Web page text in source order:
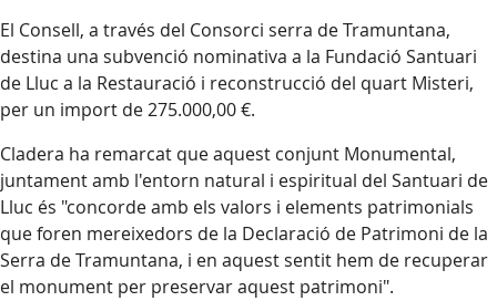
El Consell, a través del Consorci serra de Tramuntana,
destina una subvenció nominativa a la Fundació Santuari
de Lluc a la Restauració i reconstrucció del quart Misteri,
per un import de 275.000,00 €.
Cladera ha remarcat que aquest conjunt Monumental,
juntament amb l'entorn natural i espiritual del Santuari de
Lluc és "concorde amb els valors i elements patrimonials
que foren mereixedors de la Declaració de Patrimoni de la
Serra de Tramuntana, i en aquest sentit hem de recuperar
el monument per preservar aquest patrimoni".